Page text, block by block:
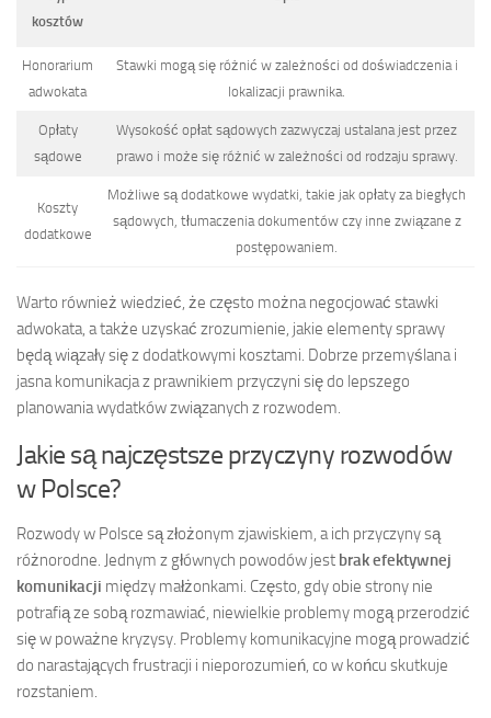
kosztów
Honorarium
adwokata
Stawki mogą się różnić w zależności od doświadczenia i
lokalizacji prawnika.
Opłaty
sądowe
Wysokość opłat sądowych zazwyczaj ustalana jest przez
prawo i może się różnić w zależności od rodzaju sprawy.
Koszty
dodatkowe
Możliwe są dodatkowe wydatki, takie jak opłaty za biegłych
sądowych, tłumaczenia dokumentów czy inne związane z
postępowaniem.
Warto również wiedzieć, że często można negocjować stawki
adwokata, a także uzyskać zrozumienie, jakie elementy sprawy
będą wiązały się z dodatkowymi kosztami. Dobrze przemyślana i
jasna komunikacja z prawnikiem przyczyni się do lepszego
planowania wydatków związanych z rozwodem.
Jakie są najczęstsze przyczyny rozwodów
w Polsce?
Rozwody w Polsce są złożonym zjawiskiem, a ich przyczyny są
różnorodne. Jednym z głównych powodów jest brak efektywnej
komunikacji między małżonkami. Często, gdy obie strony nie
potrafią ze sobą rozmawiać, niewielkie problemy mogą przerodzić
się w poważne kryzysy. Problemy komunikacyjne mogą prowadzić
do narastających frustracji i nieporozumień, co w końcu skutkuje
rozstaniem.